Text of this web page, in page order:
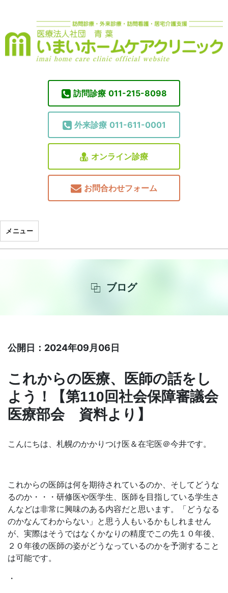
訪問診療 011-215-8098
外来診療 011-611-0001
オンライン診療
お問合わせフォーム
メニュー
ブログ
公開日：2024年09月06日
これからの医療、医師の話をし
よう！【第110回社会保障審議会
医療部会 資料より】
こんにちは、札幌のかかりつけ医＆在宅医＠今井です。
これからの医師は何を期待されているのか、そしてどうな
るのか・・・研修医や医学生、医師を目指している学生さ
んなどは非常に興味のある内容だと思います。「どうなる
のかなんてわからない」と思う人もいるかもしれません
が、実際はそうではなくかなりの精度でこの先１０年後、
２０年後の医師の姿がどうなっているのかを予測すること
は可能です。
・